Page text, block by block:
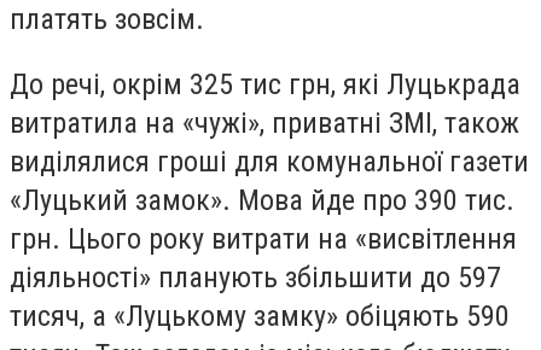
платять зовсім.
До речі, окрім 325 тис грн, які Луцькрада
витратила на «чужі», приватні ЗМІ, також
виділялися гроші для комунальної газети
«Луцький замок». Мова йде про 390 тис.
грн. Цього року витрати на «висвітлення
діяльності» планують збільшити до 597
тисяч, а «Луцькому замку» обіцяють 590